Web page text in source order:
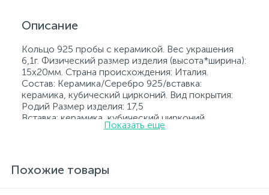
Описание
Кольцо 925 пробы с керамикой. Вес украшения
6,1г. Физический размер изделия (высота*ширина):
15х20мм. Страна происхождения: Италия.
Состав: Керамика/Серебро 925/вставка:
керамика, кубический цирконий. Вид покрытия:
Родий Размер изделия: 17,5
Вставка: керамика, кубический цирконий.
Родированные украшения дольше сохраняют
внутренний контроль качества, а также контроль
Показать еще
Похожие товары